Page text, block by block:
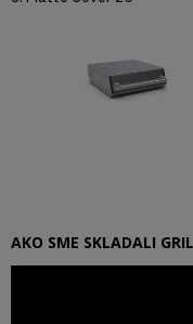
AKO SME SKLADALI